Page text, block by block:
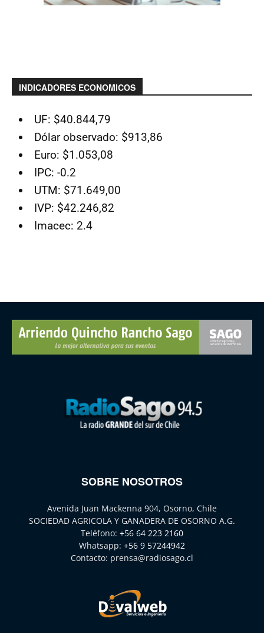
INDICADORES ECONOMICOS
UF: $40.844,79
Dólar observado: $913,86
Euro: $1.053,08
IPC: -0.2
UTM: $71.649,00
IVP: $42.246,82
Imacec: 2.4
SOBRE NOSOTROS
Avenida Juan Mackenna 904, Osorno, Chile
SOCIEDAD AGRICOLA Y GANADERA DE OSORNO A.G.
Teléfono: +56 64 223 2160
Whatsapp: +56 9 57244942
Contacto: prensa@radiosago.cl